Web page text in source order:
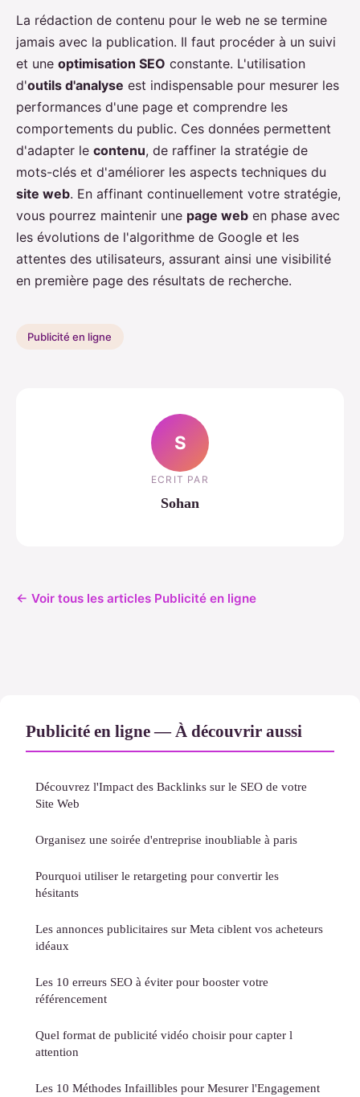
La rédaction de contenu pour le web ne se termine
jamais avec la publication. Il faut procéder à un suivi
et une optimisation SEO constante. L'utilisation
d'outils d'analyse est indispensable pour mesurer les
performances d'une page et comprendre les
comportements du public. Ces données permettent
d'adapter le contenu, de raffiner la stratégie de
mots-clés et d'améliorer les aspects techniques du
site web. En affinant continuellement votre stratégie,
vous pourrez maintenir une page web en phase avec
les évolutions de l'algorithme de Google et les
attentes des utilisateurs, assurant ainsi une visibilité
en première page des résultats de recherche.
Publicité en ligne
S
ECRIT PAR
Sohan
← Voir tous les articles Publicité en ligne
Publicité en ligne — À découvrir aussi
Découvrez l'Impact des Backlinks sur le SEO de votre
Site Web
Organisez une soirée d'entreprise inoubliable à paris
Pourquoi utiliser le retargeting pour convertir les
hésitants
Les annonces publicitaires sur Meta ciblent vos acheteurs
idéaux
Les 10 erreurs SEO à éviter pour booster votre
référencement
Quel format de publicité vidéo choisir pour capter l
attention
Les 10 Méthodes Infaillibles pour Mesurer l'Engagement